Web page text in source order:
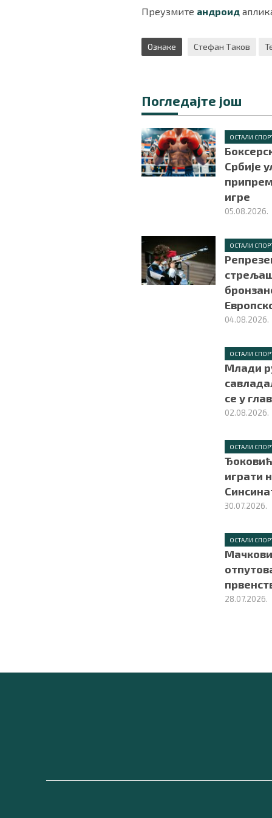
Преузмите андроид
Ознаке Стефан Таков
Погледајте још
ОСТАЛИ
Србије
игре
05.08.2026.
ОСТАЛИ
04.08.2026.
ОСТАЛИ
Млади
се у
02.08.2026.
ОСТАЛИ
играти
30.07.2026.
ОСТАЛИ
28.07.2026.